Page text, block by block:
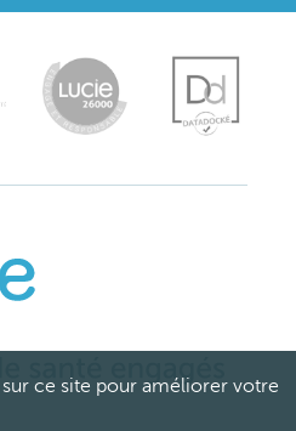
ce site pour améliorer votre